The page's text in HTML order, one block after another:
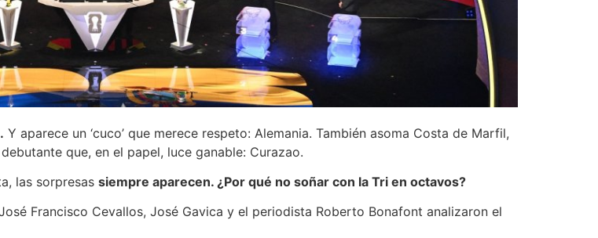
Y aparece un ‘cuco’ que merece respeto: Alemania. También asoma Costa de Marfil,
que, en el papel, luce ganable: Curazao.
las sorpresas siempre aparecen. ¿Por qué no soñar con la Tri en octavos?
Francisco Cevallos, José Gavica y el periodista Roberto Bonafont analizaron el